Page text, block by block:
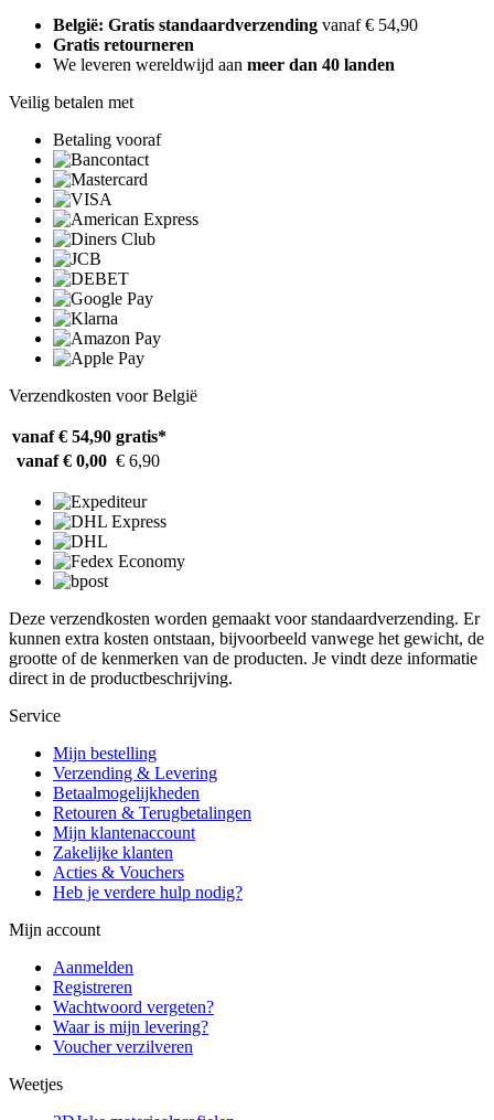
België: Gratis standaardverzending vanaf € 54,90
Gratis retourneren
We leveren wereldwijd aan meer dan 40 landen
Veilig betalen met
Betaling vooraf
Verzendkosten voor België
vanaf € 54,90 gratis*
vanaf € 0,00 € 6,90
Deze verzendkosten worden gemaakt voor standaardverzending. Er
kunnen extra kosten ontstaan, bijvoorbeeld vanwege het gewicht, de
grootte of de kenmerken van de producten. Je vindt deze informatie
direct in de productbeschrijving.
Service
Mijn bestelling
Verzending & Levering
Betaalmogelijkheden
Retouren & Terugbetalingen
Mijn klantenaccount
Zakelijke klanten
Acties & Vouchers
Heb je verdere hulp nodig?
Mijn account
Aanmelden
Registreren
Wachtwoord vergeten?
Waar is mijn levering?
Voucher verzilveren
Weetjes